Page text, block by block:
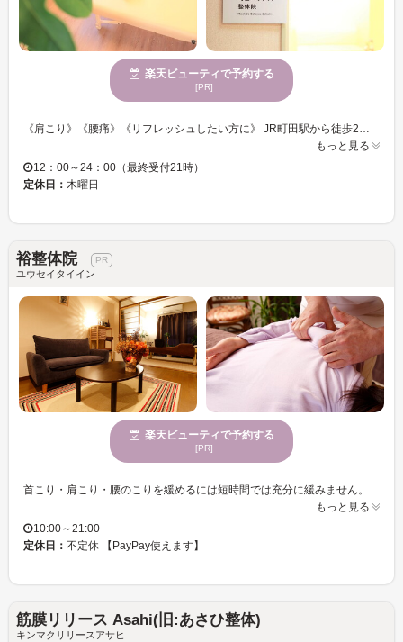
楽天ビューティで予約する
[PR]
《肩こり》《腰痛》《リフレッシュしたい方に》 JR町田駅から徒歩2分の所にある町田バランス整体院です。 当院は個室制で、周りの目を気にせず施術を受けることができます。 お着替えをご用意しておりますので、動きにくい服装の場合は更衣室で着替えていただき施術致します。 お子様といらしても、個室空間でお子様のことを見ながら施術を受けることができるので、不安なく身体のメンテナンスをすることができます。 ヘッドスパも人気です！ また、深夜24時迄（最終受付22時）営業しておりますので、仕事帰りにメンテナンスを受けたい方お待ちしております。
もっと見る
12：00～24：00（最終受付21時）
定休日： 木曜日
裕整体院
ユウセイタイイン
楽天ビューティで予約する
[PR]
首こり・肩こり・腰のこりを緩めるには短時間では充分に緩みません。 特に首コリを放置しておくと寝不足や体の冷え、自律神経の乱れにつながっていきます。 【外川式押圧調整法】は、「指」と「手のひら」で時間をかけて、ゆっくりと深い圧をかけ、コンピューターのお仕事や、スマホを見ることで固くなり、痛くなってしまった首のコリや、運動不足等でくっついてしまった筋膜を時間をかけた施術で、しっかりとリリースし、筋肉を緩め、体の歪みを調整していきます。 院長の本格的な認定整体師の施術を是非お試しください☆
もっと見る
10:00～21:00
定休日： 不定休 【PayPay使えます】
筋膜リリース Asahi(旧:あさひ整体)
キンマクリリースアサヒ